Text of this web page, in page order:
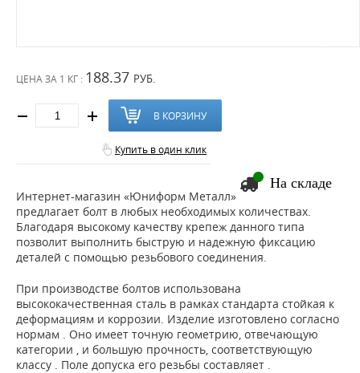
ЦЕНА ЗА 1 КГ : 188.37 РУБ.
В КОРЗИНУ
Купить в один клик
На складе
Интернет-магазин «Юниформ Металл»
предлагает болт в любых необходимых количествах.
Благодаря высокому качеству крепеж данного типа
позволит выполнить быструю и надежную фиксацию
деталей с помощью резьбового соединения.
При производстве болтов использована
высококачественная сталь в рамках стандарта стойкая к
деформациям и коррозии. Изделие изготовлено согласно
нормам . Оно имеет точную геометрию, отвечающую
категории , и большую прочность, соответствующую
классу . Поле допуска его резьбы составляет .